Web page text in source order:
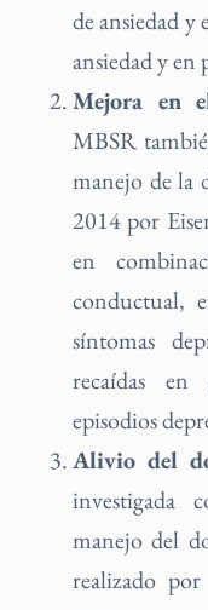
de ansiedad y
ansiedad y en
Mejora en
MBSR
manejo de la
2014 por
en
conductual,
síntomas
recaídas en
episodios
Alivio del
investigada
manejo del
realizado